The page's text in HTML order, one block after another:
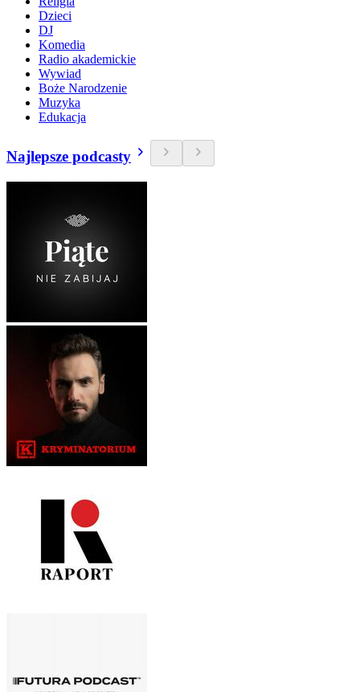
Dzieci
DJ
Komedia
Radio akademickie
Wywiad
Boże Narodzenie
Muzyka
Edukacja
Najlepsze podcasty